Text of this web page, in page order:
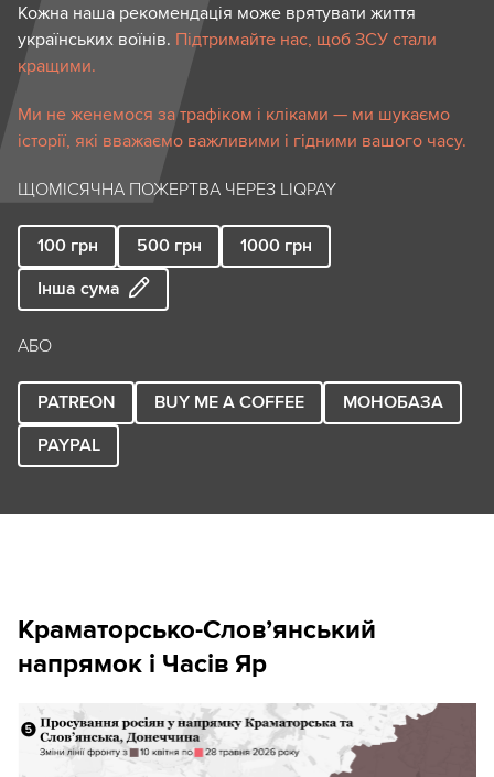
Кожна наша рекомендація може врятувати життя
українських воїнів. Підтримайте нас, щоб ЗСУ стали
кращими.
Ми не женемося за трафіком і кліками — ми шукаємо
історії, які вважаємо важливими і гідними вашого часу.
ЩОМІСЯЧНА ПОЖЕРТВА ЧЕРЕЗ LIQPAY
100 грн 500 грн 1000 грн
Інша сума
АБО
PATREON BUY ME A COFFEE
МОНОБАЗА
PAYPAL
Краматорсько-Слов’янський
напрямок і Часів Яр